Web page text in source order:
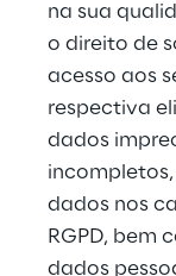
na sua
o direito de
acesso aos
respectiva
dados
dados nos
RGPD, bem
dados